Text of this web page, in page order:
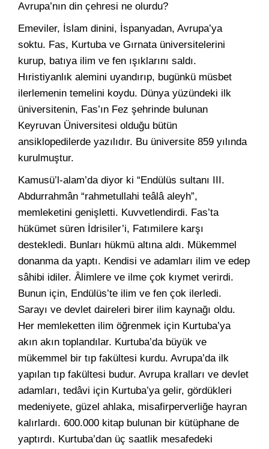
Avrupa’nın din çehresi ne olurdu?
Emeviler, İslam dinini, İspanyadan, Avrupa’ya
soktu. Fas, Kurtuba ve Gırnata üniversitelerini
kurup, batıya ilim ve fen ışıklarını saldı.
Hıristiyanlık alemini uyandırıp, bugünkü müsbet
ilerlemenin temelini koydu. Dünya yüzündeki ilk
üniversitenin, Fas’ın Fez şehrinde bulunan
Keyruvan Üniversitesi olduğu bütün
ansiklopedilerde yazılıdır. Bu üniversite 859 yılında
kurulmuştur.
Kamusü’l-alam’da diyor ki “Endülüs sultanı III.
Abdurrahmân “rahmetullahi teâlâ aleyh”,
memleketini genişletti. Kuvvetlendirdi. Fas’ta
hükümet süren İdrisiler’i, Fatımilere karşı
destekledi. Bunları hükmü altına aldı. Mükemmel
donanma da yaptı. Kendisi ve adamları ilim ve edep
sâhibi idiler. Âlimlere ve ilme çok kıymet verirdi.
Bunun için, Endülüs’te ilim ve fen çok ilerledi.
Sarayı ve devlet daireleri birer ilim kaynağı oldu.
Her memleketten ilim öğrenmek için Kurtuba’ya
akın akın toplandılar. Kurtuba’da büyük ve
mükemmel bir tıp fakültesi kurdu. Avrupa’da ilk
yapılan tıp fakültesi budur. Avrupa kralları ve devlet
adamları, tedâvi için Kurtuba’ya gelir, gördükleri
medeniyete, güzel ahlaka, misafirperverliğe hayran
kalırlardı. 600.000 kitap bulunan bir kütüphane de
yaptırdı. Kurtuba’dan üç saatlik mesafedeki